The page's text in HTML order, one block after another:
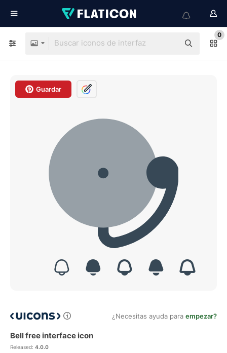
0
Guardar
¿Necesitas ayuda para empezar?
Bell free interface icon
Released: 4.0.0